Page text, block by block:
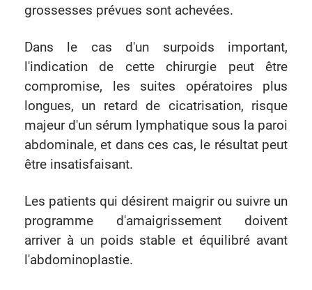
grossesses prévues sont achevées.
Dans le cas d'un surpoids important,
l'indication de cette chirurgie peut être
compromise, les suites opératoires plus
longues, un retard de cicatrisation, risque
majeur d'un sérum lymphatique sous la paroi
abdominale, et dans ces cas, le résultat peut
être insatisfaisant.
Les patients qui désirent maigrir ou suivre un
programme d'amaigrissement doivent
arriver à un poids stable et équilibré avant
l'abdominoplastie.